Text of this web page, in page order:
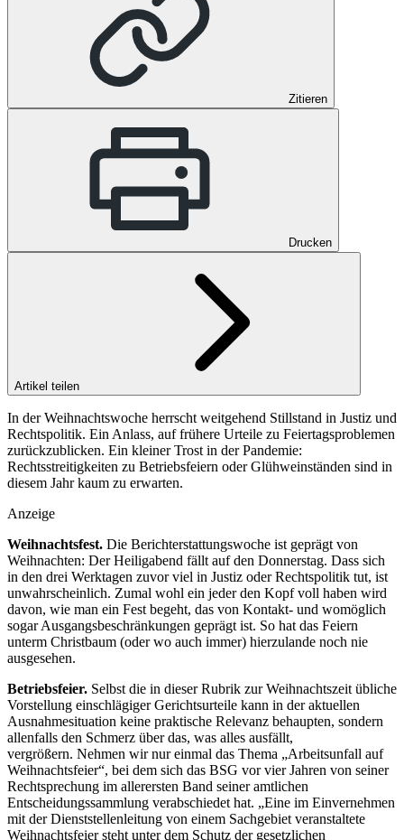
Zitieren
Drucken
Artikel teilen
In der Weihnachtswoche herrscht weitgehend Stillstand in Justiz und
Rechtspolitik. Ein Anlass, auf frühere Urteile zu Feiertagsproblemen
zurückzublicken. Ein kleiner Trost in der Pandemie:
Rechtsstreitigkeiten zu Betriebsfeiern oder Glühweinständen sind in
diesem Jahr kaum zu erwarten.
Anzeige
Weihnachtsfest. Die Berichterstattungswoche ist geprägt von
Weihnachten: Der Heiligabend fällt auf den Donnerstag. Dass sich
in den drei Werktagen zuvor viel in Justiz oder Rechtspolitik tut, ist
unwahrscheinlich. Zumal wohl ein jeder den Kopf voll haben wird
davon, wie man ein Fest begeht, das von Kontakt- und womöglich
sogar Ausgangsbeschränkungen geprägt ist. So hat das Feiern
unterm Christbaum (oder wo auch immer) hierzulande noch nie
ausgesehen.
Betriebsfeier. Selbst die in dieser Rubrik zur Weihnachtszeit übliche
Vorstellung einschlägiger Gerichtsurteile kann in der aktuellen
Ausnahmesituation keine praktische Relevanz behaupten, sondern
allenfalls den Schmerz über das, was alles ausfällt,
vergrößern. Nehmen wir nur einmal das Thema „Arbeitsunfall auf
Weihnachtsfeier“, bei dem sich das BSG vor vier Jahren von seiner
Rechtsprechung im allerersten Band seiner amtlichen
Entscheidungssammlung verabschiedet hat. „Eine im Einvernehmen
mit der Dienststellenleitung von einem Sachgebiet veranstaltete
Weihnachtsfeier steht unter dem Schutz der gesetzlichen